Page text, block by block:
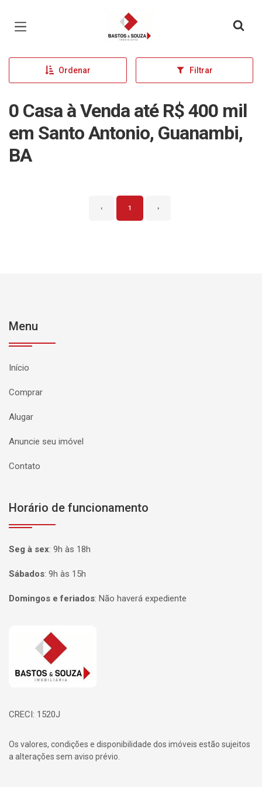
Página inicial
Ordenar Filtrar
0 Casa à Venda até R$ 400 mil
em Santo Antonio, Guanambi,
BA
‹ 1 ›
Menu
Início
Comprar
Alugar
Anuncie seu imóvel
Contato
Horário de funcionamento
Seg à sex: 9h às 18h
Sábados: 9h às 15h
Domingos e feriados: Não haverá expediente
Página inicial
CRECI: 1520J
Os valores, condições e disponibilidade dos imóveis estão sujeitos
a alterações sem aviso prévio.